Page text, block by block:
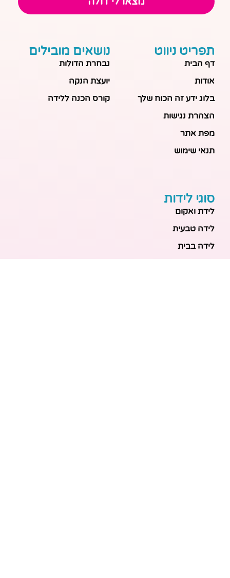
תפריט ניווט
דף הבית
אודות
בלוג ידע זה הכוח שלך
הצהרת נגישות
מפת אתר
תנאי שימוש
נושאים מובילים
נבחרת הדולות
יועצת הנקה
קורס הכנה ללידה
סוגי לידות
לידת ואקום
לידה טבעית
לידה בבית